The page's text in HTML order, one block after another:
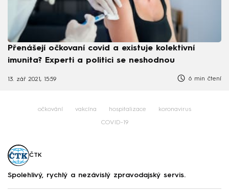
Přenášejí očkovaní covid a existuje kolektivní
imunita? Experti a politici se neshodnou
13. zář 2021, 15:59 6 min čtení
očkování vakcína hospitalizace koronavirus
COVID-19
ČTK
Spolehlivý, rychlý a nezávislý zpravodajský servis.